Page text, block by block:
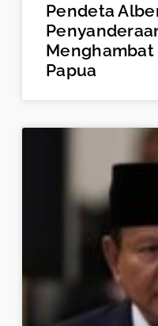
Pendeta
Papua